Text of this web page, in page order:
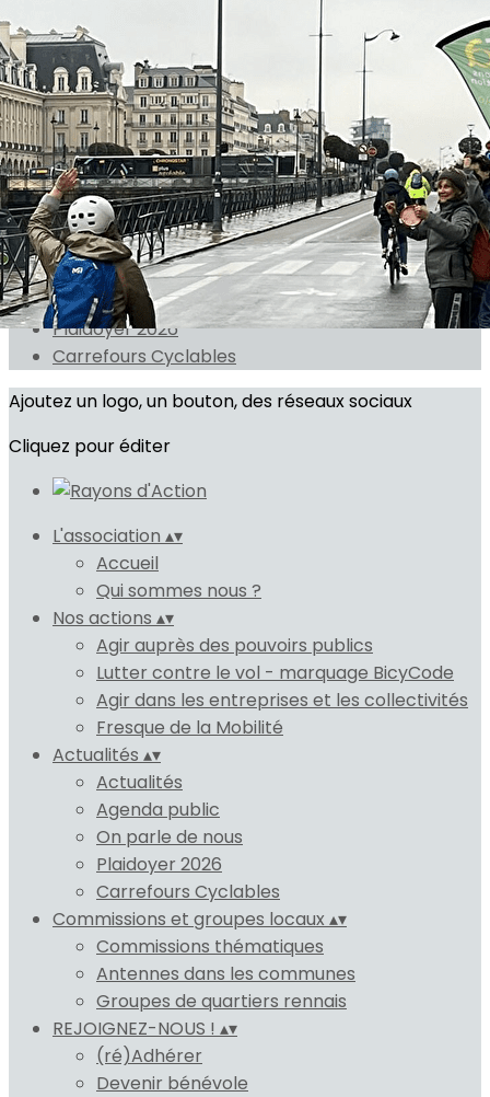
Exporter les lignes sélectionnées
Exporter toutes les colonnes
Exporter uniquement les colonnes affichées
Menu
<
>
Actualités
Agenda public
On parle de nous
Plaidoyer 2026
Carrefours Cyclables
Ajoutez un logo, un bouton, des réseaux sociaux
Cliquez pour éditer
L'association ▴▾
Accueil
Qui sommes nous ?
Nos actions ▴▾
Agir auprès des pouvoirs publics
Lutter contre le vol - marquage BicyCode
Agir dans les entreprises et les collectivités
Fresque de la Mobilité
Actualités ▴▾
Actualités
Agenda public
On parle de nous
Plaidoyer 2026
Carrefours Cyclables
Commissions et groupes locaux ▴▾
Commissions thématiques
Antennes dans les communes
Groupes de quartiers rennais
REJOIGNEZ-NOUS ! ▴▾
(ré)Adhérer
Devenir bénévole